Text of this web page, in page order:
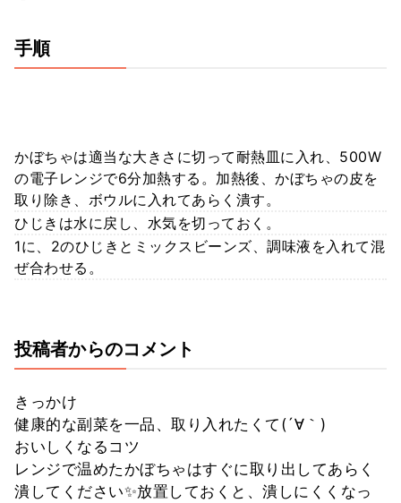
手順
かぼちゃは適当な大きさに切って耐熱皿に入れ、500W
の電子レンジで6分加熱する。加熱後、かぼちゃの皮を
取り除き、ボウルに入れてあらく潰す。
ひじきは水に戻し、水気を切っておく。
1に、2のひじきとミックスビーンズ、調味液を入れて混
ぜ合わせる。
投稿者からのコメント
きっかけ
健康的な副菜を一品、取り入れたくて(´∀｀)
おいしくなるコツ
レンジで温めたかぼちゃはすぐに取り出してあらく
潰してください✨放置しておくと、潰しにくくなっ